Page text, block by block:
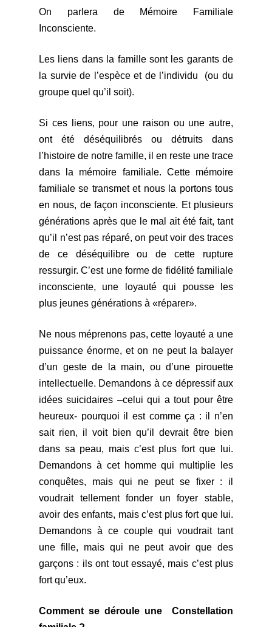
On parlera de Mémoire Familiale
Inconsciente.
Les liens dans la famille sont les garants de
la survie de l’espèce et de l’individu (ou du
groupe quel qu’il soit).
Si ces liens, pour une raison ou une autre,
ont été déséquilibrés ou détruits dans
l’histoire de notre famille, il en reste une trace
dans la mémoire familiale. Cette mémoire
familiale se transmet et nous la portons tous
en nous, de façon inconsciente. Et plusieurs
générations après que le mal ait été fait, tant
qu’il n’est pas réparé, on peut voir des traces
de ce déséquilibre ou de cette rupture
ressurgir. C’est une forme de fidélité familiale
inconsciente, une loyauté qui pousse les
plus jeunes générations à «réparer».
Ne nous méprenons pas, cette loyauté a une
puissance énorme, et on ne peut la balayer
d’un geste de la main, ou d’une pirouette
intellectuelle. Demandons à ce dépressif aux
idées suicidaires –celui qui a tout pour être
heureux- pourquoi il est comme ça : il n’en
sait rien, il voit bien qu’il devrait être bien
dans sa peau, mais c’est plus fort que lui.
Demandons à cet homme qui multiplie les
conquêtes, mais qui ne peut se fixer : il
voudrait tellement fonder un foyer stable,
avoir des enfants, mais c’est plus fort que lui.
Demandons à ce couple qui voudrait tant
une fille, mais qui ne peut avoir que des
garçons : ils ont tout essayé, mais c’est plus
fort qu’eux.
Comment se déroule une Constellation